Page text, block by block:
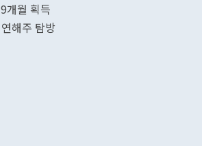
개월 획득
해주 탐방